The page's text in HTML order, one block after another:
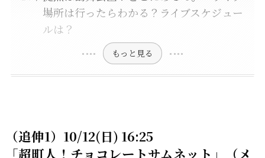
場所は行ったらわかる？ライブスケジュー
ルは？
もっと見る
（追伸1）10/12(日) 16:25
「超町人！チョコレートサムネット」（メ